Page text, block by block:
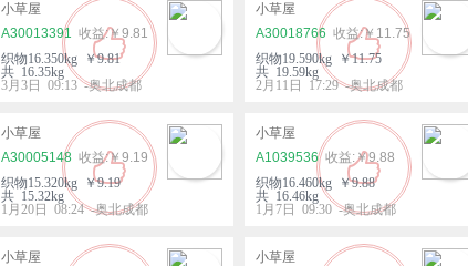
小草屋
A30013391
￥9.81
织物16.350kg ￥9.81
共 16.35kg
3月3日 09:13 -奥北成都
小草屋
A30018766
￥11.75
织物19.590kg ￥11.75
共 19.59kg
2月11日 17:29 -奥北成都
小草屋
A30005148
￥9.19
织物15.320kg ￥9.19
共 15.32kg
1月20日 08:24 -奥北成都
小草屋
A1039536
￥9.88
织物16.460kg ￥9.88
共 16.46kg
1月7日 09:30 -奥北成都
小草屋
小草屋